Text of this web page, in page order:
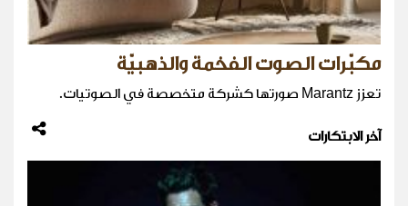
مكبّرات الصوت الفخمة والذهبيّة
تعزز Marantz صورتها كشركة متخصصة في الصوتيات.
آخر الابتكارات